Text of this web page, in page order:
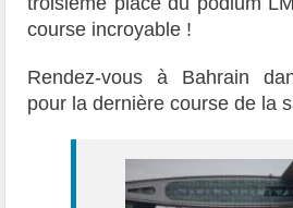
course incroyable !
Rendez-vous à Bahrain
pour la dernière course de la